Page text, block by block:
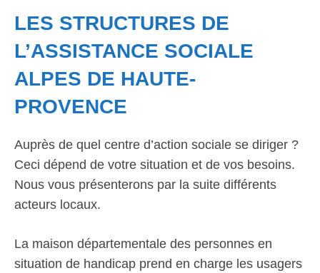
LES STRUCTURES DE
L’ASSISTANCE SOCIALE
ALPES DE HAUTE-
PROVENCE
Auprès de quel centre d’action sociale se diriger ?
Ceci dépend de votre situation et de vos besoins.
Nous vous présenterons par la suite différents
acteurs locaux.
La maison départementale des personnes en
situation de handicap prend en charge les usagers